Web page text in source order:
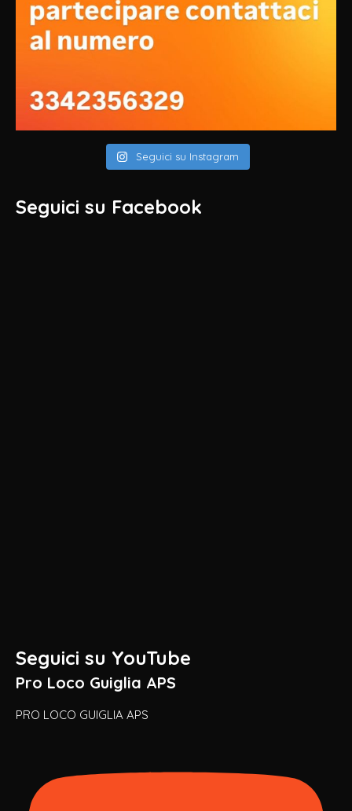
Seguici su Instagram
Seguici su Facebook
Seguici su YouTube
Pro Loco Guiglia APS
PRO LOCO GUIGLIA APS